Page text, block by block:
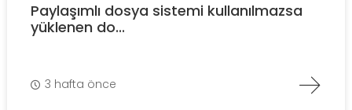
Paylaşımlı dosya sistemi kullanılmazsa
yüklenen do...
3 hafta önce